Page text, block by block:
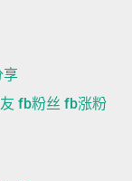
享
fb粉丝 fb涨粉